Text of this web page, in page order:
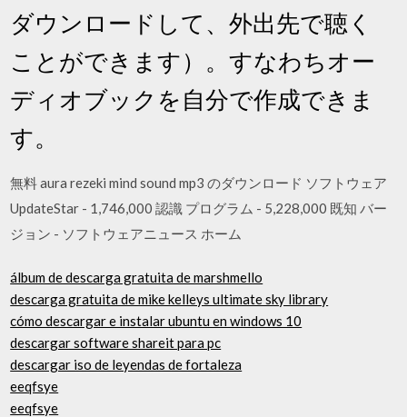
ダウンロードして、外出先で聴く
ことができます）。すなわちオー
ディオブックを自分で作成できま
す。
無料 aura rezeki mind sound mp3 のダウンロード ソフトウェア
UpdateStar - 1,746,000 認識 プログラム - 5,228,000 既知 バー
ジョン - ソフトウェアニュース ホーム
álbum de descarga gratuita de marshmello
descarga gratuita de mike kelleys ultimate sky library
cómo descargar e instalar ubuntu en windows 10
descargar software shareit para pc
descargar iso de leyendas de fortaleza
eeqfsye
eeqfsye